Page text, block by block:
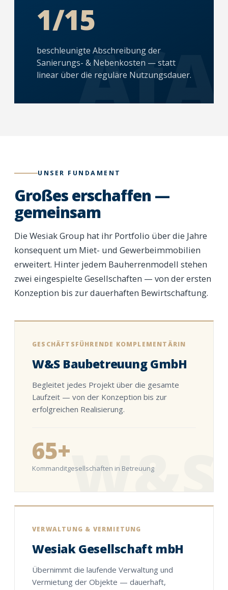
AfA
1/15
beschleunigte Abschreibung der
Sanierungs- & Nebenkosten — statt
linear über die reguläre Nutzungsdauer.
UNSER FUNDAMENT
Großes erschaffen —
gemeinsam
Die Wesiak Group hat ihr Portfolio über die Jahre
konsequent um Miet- und Gewerbeimmobilien
erweitert. Hinter jedem Bauherrenmodell stehen
zwei eingespielte Gesellschaften — von der ersten
Konzeption bis zur dauerhaften Bewirtschaftung.
W&
GESCHÄFTSFÜHRENDE KOMPLEMENTÄRIN
W&S Baubetreuung GmbH
Begleitet jedes Projekt über die gesamte
Laufzeit — von der Konzeption bis zur
erfolgreichen Realisierung.
65+
Kommanditgesellschaften in Betreuung
VERWALTUNG & VERMIETUNG
Wesiak Gesellschaft mbH
Übernimmt die laufende Verwaltung und
Vermietung der Objekte — dauerhaft,